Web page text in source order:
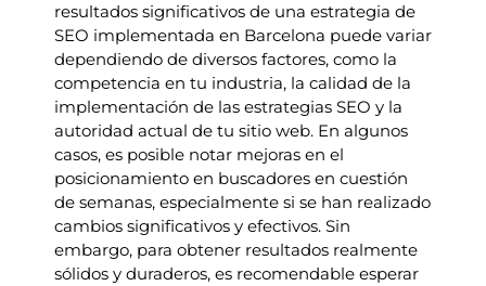
resultados significativos de una estrategia de
SEO implementada en Barcelona puede variar
dependiendo de diversos factores, como la
competencia en tu industria, la calidad de la
implementación de las estrategias SEO y la
autoridad actual de tu sitio web. En algunos
casos, es posible notar mejoras en el
posicionamiento en buscadores en cuestión
de semanas, especialmente si se han realizado
cambios significativos y efectivos. Sin
embargo, para obtener resultados realmente
sólidos y duraderos, es recomendable esperar